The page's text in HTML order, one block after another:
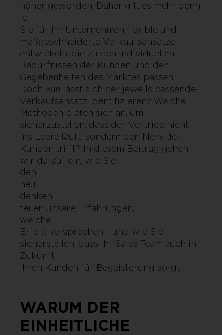
höher geworden. Daher gilt es mehr denn
je,
Sie für Ihr Unternehmen flexible und
maßgeschneiderte Verkaufsansätze
entwickeln, die zu den individuellen
Bedürfnissen der Kunden und den
Gegebenheiten des Marktes passen.
Doch wie lässt sich der jeweils passende
Verkaufsansatz identifizieren? Welche
Methoden bieten sich an, um
sicherzustellen, dass der Vertrieb nicht
ins Leere läuft, sondern den Nerv der
Kunden trifft? In diesem Beitrag gehen
wir darauf ein, wie Sie
den
neu
denken
teilen unsere Erfahrungen,
welche
Erfolg versprechen – und wie Sie
sicherstellen, dass Ihr Sales-Team auch in
Zukunft
Ihren Kunden für Begeisterung sorgt.
WARUM DER
EINHEITLICHE